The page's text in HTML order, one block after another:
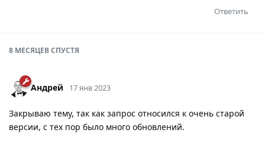
Ответить
8 МЕСЯЦЕВСПУСТЯ
Андрей 17 янв 2023
Закрываю тему, так как запрос относился к очень старой
версии, с тех пор было много обновлений.